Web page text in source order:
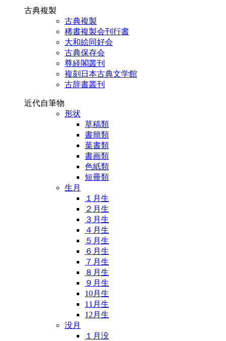
古典複製
古典複製
稀書複製会刊行書
大和絵同好会
古典保存会
尊経閣叢刊
複刻日本古典文学館
古辞書叢刊
近代自筆物
形状
草稿類
書簡類
葉書類
書画類
色紙類
短冊類
生月
１月生
２月生
３月生
４月生
５月生
６月生
７月生
８月生
９月生
10月生
11月生
12月生
没月
１月没